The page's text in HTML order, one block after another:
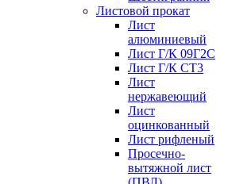
Листовой прокат
Лист
алюминиевый
Лист Г/К 09Г2С
Лист Г/К СТ3
Лист
нержавеющий
Лист
оцинкованный
Лист рифленый
Просечно-
вытяжной лист